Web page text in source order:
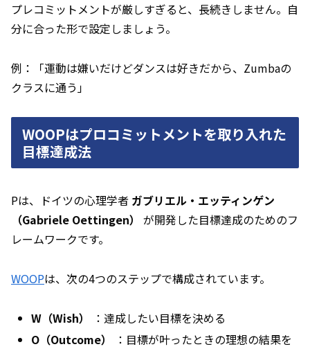
プレコミットメントが厳しすぎると、長続きしません。自
分に合った形で設定しましょう。
例：「運動は嫌いだけどダンスは好きだから、Zumbaの
クラスに通う」
WOOPはプロコミットメントを取り入れた
目標達成法
Pは、ドイツの心理学者 ガブリエル・エッティンゲン
（Gabriele Oettingen）
が開発した目標達成のためのフ
レームワークです。
WOOPは、次の4つのステップで構成されています。
W（Wish）
：達成したい目標を決める
O（Outcome）
：目標が叶ったときの理想の結果を